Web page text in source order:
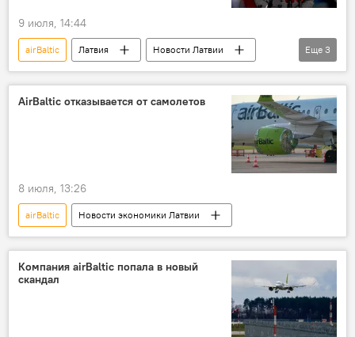
9 июля, 14:44
airBaltic Латвия
Новости Латвии
Новости политики Латвии
Новости экономики Латвии
Еще 3
AirBaltic отказывается от самолетов
8 июля, 13:26
airBaltic Новости экономики Латвии
Компания airBaltic попала в новый
скандал